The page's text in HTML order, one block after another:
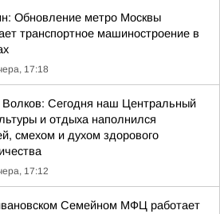
Обновление метро Москвы
транспортное машиностроение в
17:18
Волков: Сегодня наш Центральный
и отдыха наполнился
смехом и духом здорового
17:12
Семейном МФЦ работает